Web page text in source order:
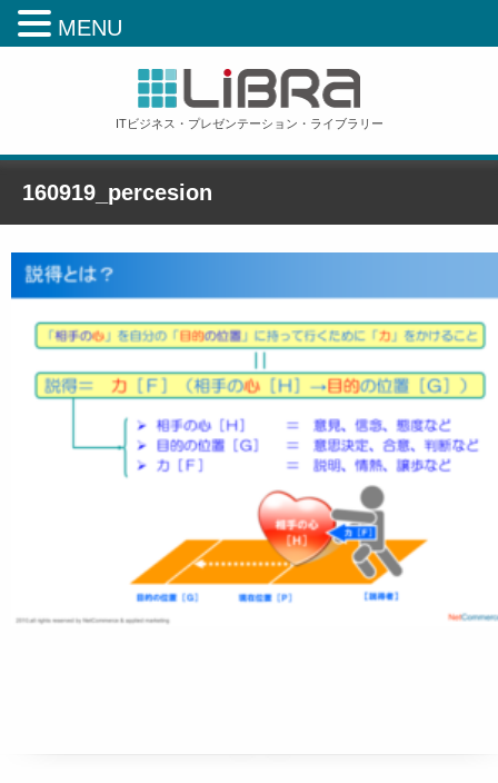
ITビジネス・プレゼンテーション・ライブラリー
160919_percesion
ホーム » 【一般社員研修】説得の科学
MENU